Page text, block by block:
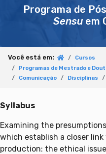
Programa de
Sensu em
Você está em:
Cursos
Programas de Mestrado e
Comunicação
Disciplinas
Syllabus
Examining the
which establish a closer
production: the ethical